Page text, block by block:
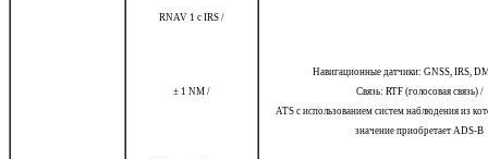
RNAV 1 с IRS /
± 1 NM /
Навигационные датчики: GNSS, IRS,
Связь: RTF (голосовая связь) /
ATS с использованием систем наблюдения из
значение приобретает ADS-B